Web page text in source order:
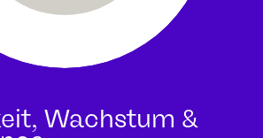
Wachstum &